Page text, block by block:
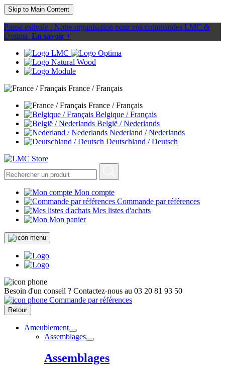
Skip to Main Content
Pause estivale : Notre organisation pour vos commandes LMC &
Optima. En savoir +
France / Français
France / Français
Belgique / Français
België / Nederlands
Nederland / Nederlands
Deutschland / Deutsch
Mon compte
Commande par références
Mes listes d'achats
Mon panier
Besoin d'un conseil ? Contactez-nous au 03 20 81 93 50
Commande par références
Retour
Ameublement
Assemblages
Assemblages